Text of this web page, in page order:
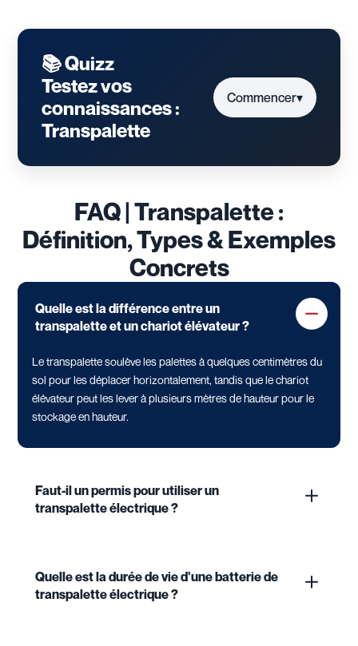
📚 Quizz
Testez vos
connaissances :
Transpalette
Commencer▾
FAQ | Transpalette :
Définition, Types & Exemples
Concrets
Quelle est la différence entre un
transpalette et un chariot élévateur ?
Le transpalette soulève les palettes à quelques centimètres du
sol pour les déplacer horizontalement, tandis que le chariot
élévateur peut les lever à plusieurs mètres de hauteur pour le
stockage en hauteur.
Faut-il un permis pour utiliser un
transpalette électrique ?
Quelle est la durée de vie d'une batterie de
transpalette électrique ?